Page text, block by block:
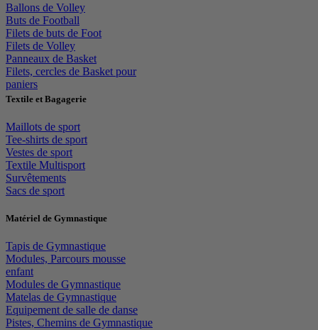
Ballons de Volley
Buts de Football
Filets de buts de Foot
Filets de Volley
Panneaux de Basket
Filets, cercles de Basket pour
paniers
Textile et Bagagerie
Maillots de sport
Tee-shirts de sport
Vestes de sport
Textile Multisport
Survêtements
Sacs de sport
Matériel de Gymnastique
Tapis de Gymnastique
Modules, Parcours mousse
enfant
Modules de Gymnastique
Matelas de Gymnastique
Equipement de salle de danse
Pistes, Chemins de Gymnastique